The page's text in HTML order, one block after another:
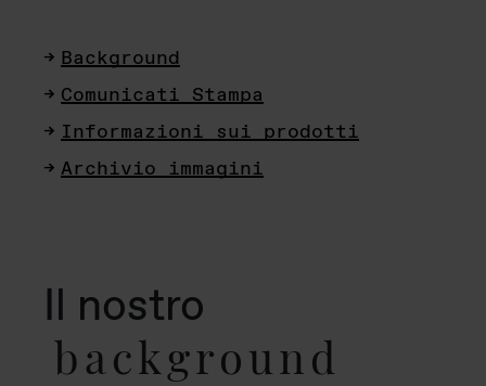
Background
Comunicati Stampa
Informazioni sui prodotti
Archivio immagini
Il nostro
background